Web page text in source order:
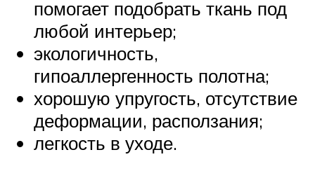
помогает подобрать ткань под
любой интерьер;
экологичность,
гипоаллергенность полотна;
хорошую упругость, отсутствие
деформации, расползания;
легкость в уходе.